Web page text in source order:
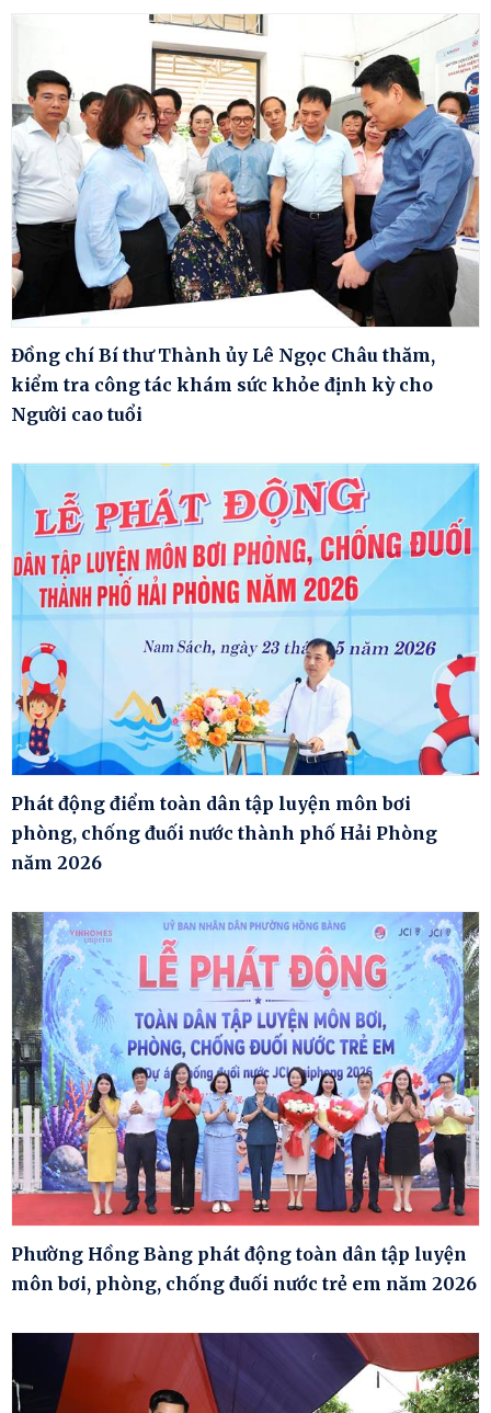
Đồng chí Bí thư Thành ủy Lê Ngọc Châu thăm,
kiểm tra công tác khám sức khỏe định kỳ cho
Người cao tuổi
Phát động điểm toàn dân tập luyện môn bơi
phòng, chống đuối nước thành phố Hải Phòng
năm 2026
Phường Hồng Bàng phát động toàn dân tập luyện
môn bơi, phòng, chống đuối nước trẻ em năm 2026